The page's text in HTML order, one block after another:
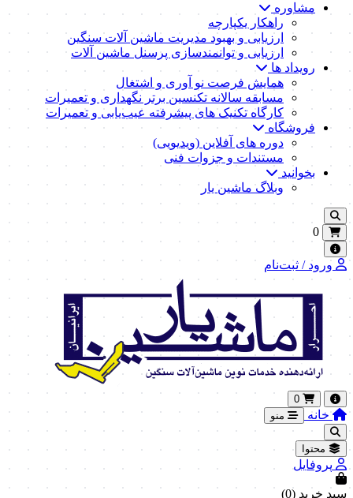
مشاوره
راهکار یکپارچه
ارزیابی و بهبود مدیریت ماشین آلات سنگین
ارزیابی و توانمندسازی پرسنل ماشین آلات
رویداد ها
همایش فرصت نو آوری و اشتغال
مسابقه سالانه تکنسین برتر نگهداری و تعمیرات
کارگاه تکنیک‌ های پیشرفته عیب‌یابی و تعمیرات
فروشگاه
دوره های آفلاین (ویدیویی)
مستندات و جزوات فنی
بخوانید
وبلاگ ماشین یار
0
ورود / ثبت‌نام
0
خانه منو
محتوا
پروفایل
سبد خرید (0
)